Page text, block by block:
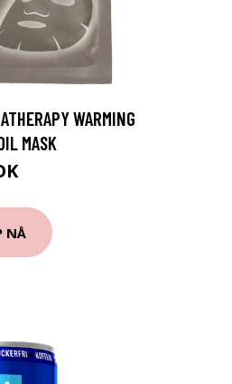
WARMING
MASK
NÅ